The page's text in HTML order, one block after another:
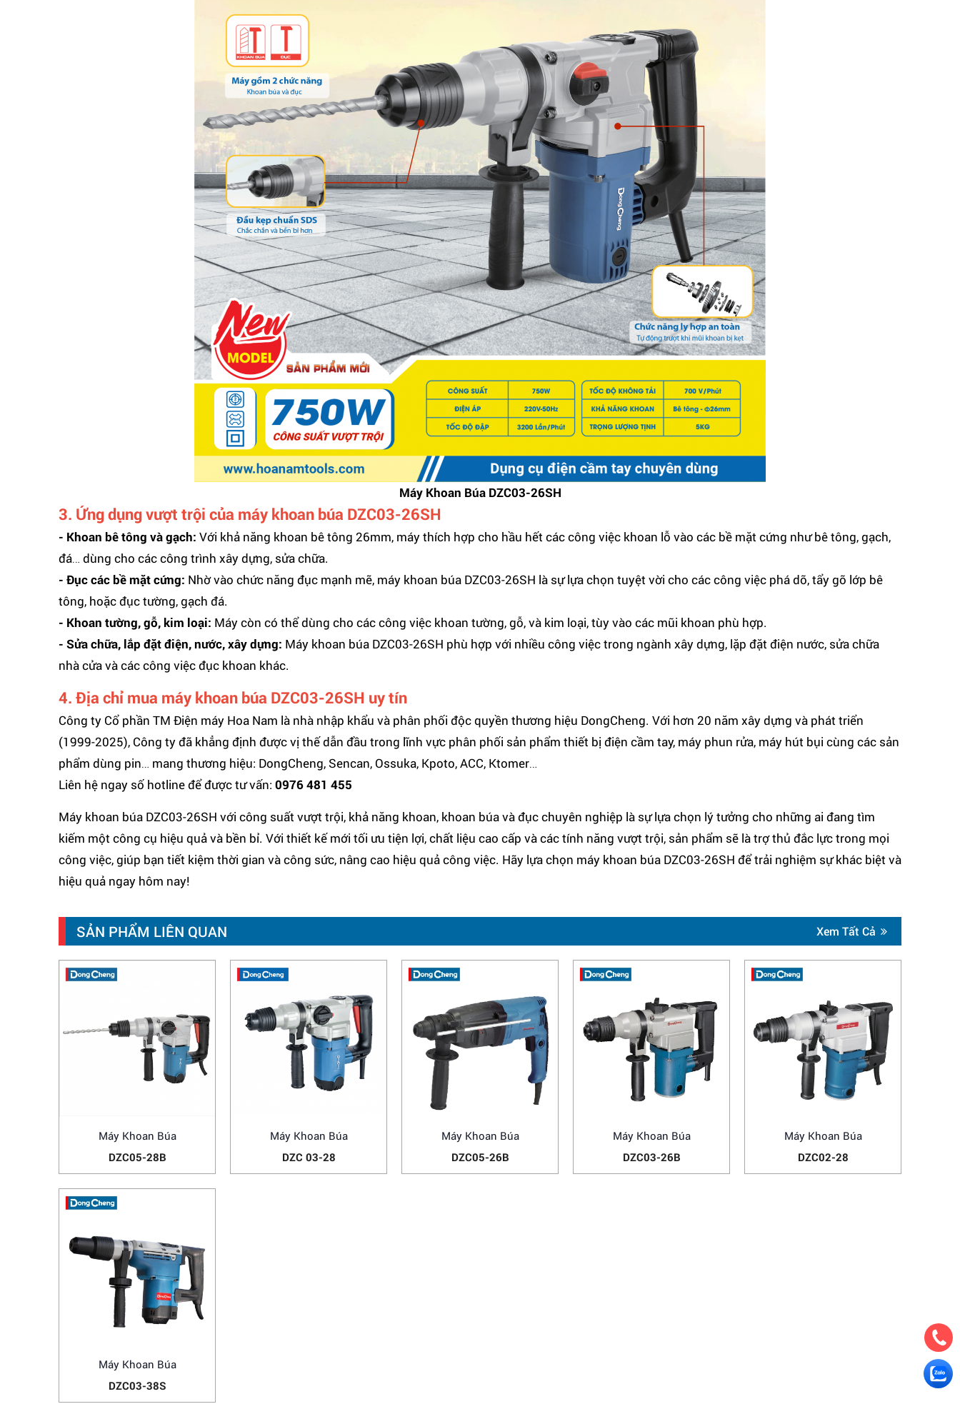
Máy Khoan Búa DZC03-26SH
3. Ứng dụng vượt trội của máy khoan búa DZC03-26SH
- Khoan bê tông và gạch: Với khả năng khoan bê tông 26mm, máy thích hợp cho hầu hết các công việc khoan lỗ vào các bề mặt cứng như bê tông, gạch,
đá… dùng cho các công trình xây dựng, sửa chữa.
- Đục các bề mặt cứng: Nhờ vào chức năng đục mạnh mẽ, máy khoan búa DZC03-26SH là sự lựa chọn tuyệt vời cho các công việc phá dỡ, tẩy gỡ lớp bê
tông, hoặc đục tường, gạch đá.
- Khoan tường, gỗ, kim loại: Máy còn có thể dùng cho các công việc khoan tường, gỗ, và kim loại, tùy vào các mũi khoan phù hợp.
- Sửa chữa, lắp đặt điện, nước, xây dựng: Máy khoan búa DZC03-26SH phù hợp với nhiều công việc trong ngành xây dựng, lặp đặt điện nước, sửa chữa
nhà cửa và các công việc đục khoan khác.
4. Địa chỉ mua máy khoan búa DZC03-26SH uy tín
Công ty Cổ phần TM Điện máy Hoa Nam là nhà nhập khẩu và phân phối độc quyền thương hiệu DongCheng. Với hơn 20 năm xây dựng và phát triển
(1999-2025), Công ty đã khẳng định được vị thế dẫn đầu trong lĩnh vực phân phối sản phẩm thiết bị điện cầm tay, máy phun rửa, máy hút bụi cùng các sản
phẩm dùng pin… mang thương hiệu: DongCheng, Sencan, Ossuka, Kpoto, ACC, Ktomer…
Liên hệ ngay số hotline để được tư vấn: 0976 481 455
Máy khoan búa DZC03-26SH với công suất vượt trội, khả năng khoan, khoan búa và đục chuyên nghiệp là sự lựa chọn lý tưởng cho những ai đang tìm
kiếm một công cụ hiệu quả và bền bỉ. Với thiết kế mới tối ưu tiện lợi, chất liệu cao cấp và các tính năng vượt trội, sản phẩm sẽ là trợ thủ đắc lực trong mọi
công việc, giúp bạn tiết kiệm thời gian và công sức, nâng cao hiệu quả công việc. Hãy lựa chọn máy khoan búa DZC03-26SH để trải nghiệm sự khác biệt và
hiệu quả ngay hôm nay!
SẢN PHẨM LIÊN QUAN Xem Tất Cả
Máy Khoan Búa
DZC05-28B
Máy Khoan Búa
DZC 03-28
Máy Khoan Búa
DZC05-26B
Máy Khoan Búa
DZC03-26B
Máy Khoan Búa
DZC02-28
Máy Khoan Búa
DZC03-38S